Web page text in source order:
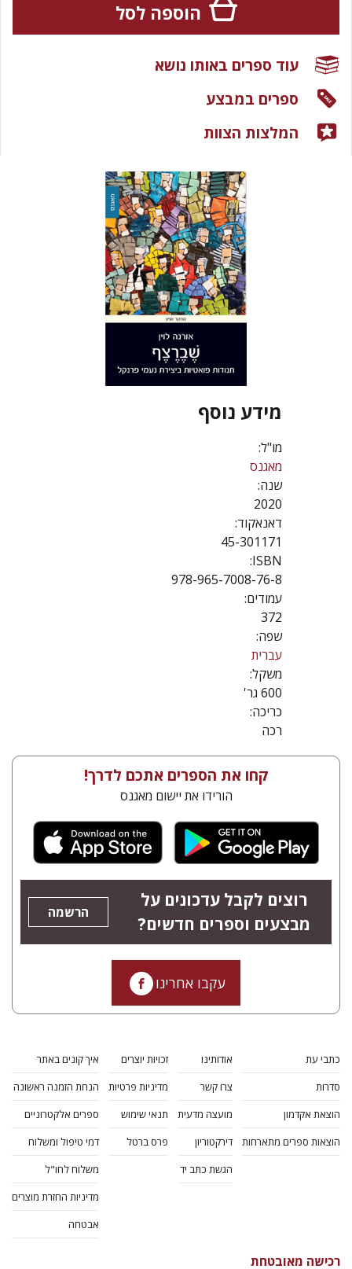
מידע נוסף
מו"ל:
מאגנס
שנה:
2020
דאנאקוד:
45-301171
ISBN:
978-965-7008-76-8
עמודים:
372
שפה:
עברית
משקל:
600 גר'
כריכה:
רכה
הוספה לסל
עוד ספרים באותו נושא
ספרים במבצע
המלצות הצוות
קחו את הספרים אתכם לדרך!
הורידו את יישום מאגנס
רוצים לקבל עדכונים על
מבצעים וספרים חדשים?
הרשמה
עקבו אחרינו
כתבי עת
סדרות
הוצאת אקדמון
הוצאות ספרים מתארחות
אודותינו
צרו קשר
מועצה מדעית
דירקטוריון
הגשת כתב יד
זכויות יוצרים
מדיניות פרטיות
תנאי שימוש
פרס ברטל
איך קונים באתר
הנחת הזמנה ראשונה
ספרים אלקטרוניים
דמי טיפול ומשלוח
משלוח לחו"ל
מדיניות החזרת מוצרים
אבטחה
רכישה מאובטחת